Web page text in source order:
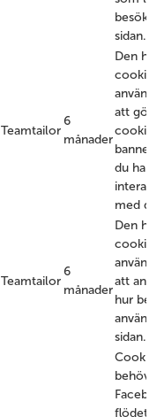
sidan.
Teamtailor
6
månader
Den här
cookien
att
cookie-
bannern
du har
med
Teamtailor
6
månader
Den här
cookien
att
hur
sidan.
Cookien
behövs
flödet